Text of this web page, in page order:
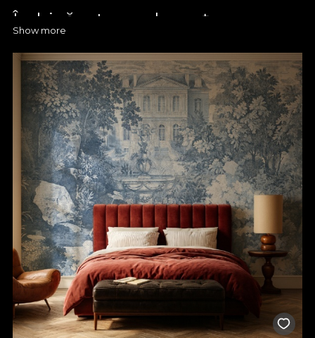
Îmbină arta cu eleganța cu
ajutorul tapetului personalizat
La VLAdiLA te așteptăm cu numeroase tipuri de tapete pentru
ca tu sa poți alege culorile, texturile și dimensiunile perfecte
pentru spațiul tău. Merită să-ți pui amprenta asupra oricărei
încăperi și să îi dai o nouă viață cu un tapet personalizat. Vei
observa imediat cum tapetul poate schimba complet energia
camerei și o poate transforma într-un loc în care vei dori să îți
petreci mai mult timp.
Schimbă chiar acum atmosfera din dormitor, living, baie,
bucătărie, hol și nu numai, totul printr-o metodă ușor de pus în
practică. Produsele noastre sunt perfecte nu doar pentru
mediul rezidențial, ci și pentru magazine, business-uri sau
showroom-uri.
Tapetul VLAdiLA îți oferă combinația perfectă între design
atractiv și funcționalitate, iar fiecare produs din portofoliul
nostru este realizat cu atenție la detalii pentru a te bucura de
rafinament și confort. Tapetul pentru perete este realizat prin
folosirea unor tehnologii speciale care asigură o durată de viață
generoasă, rezistență la umezeală, dar și o întreținere facilă.
Show more